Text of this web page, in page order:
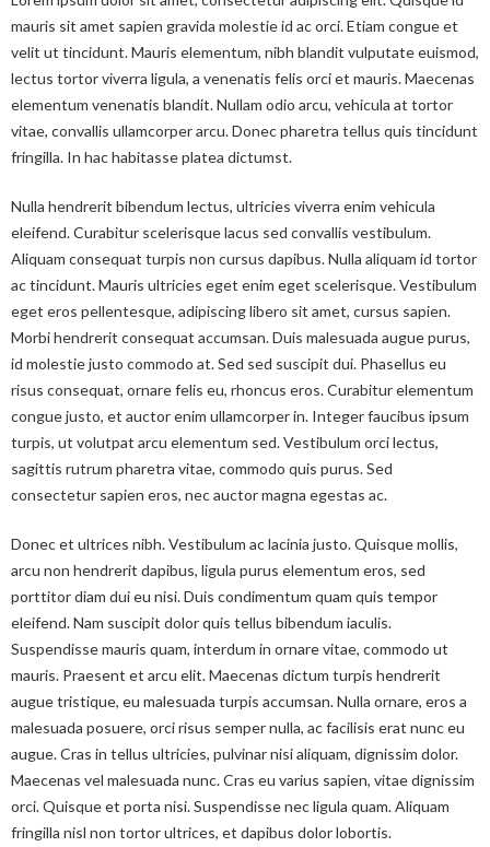
o
r
m
News
a
r
e
e
r
e
mauris sit amet sapien gravida molestie id ac orci. Etiam congue et
velit ut tincidunt. Mauris elementum, nibh blandit vulputate euismod,
lectus tortor viverra ligula, a venenatis felis orci et mauris. Maecenas
elementum venenatis blandit. Nullam odio arcu, vehicula at tortor
vitae, convallis ullamcorper arcu. Donec pharetra tellus quis tincidunt
fringilla. In hac habitasse platea dictumst.
Nulla hendrerit bibendum lectus, ultricies viverra enim vehicula
eleifend. Curabitur scelerisque lacus sed convallis vestibulum.
Aliquam consequat turpis non cursus dapibus. Nulla aliquam id tortor
ac tincidunt. Mauris ultricies eget enim eget scelerisque. Vestibulum
eget eros pellentesque, adipiscing libero sit amet, cursus sapien.
Morbi hendrerit consequat accumsan. Duis malesuada augue purus,
id molestie justo commodo at. Sed sed suscipit dui. Phasellus eu
risus consequat, ornare felis eu, rhoncus eros. Curabitur elementum
congue justo, et auctor enim ullamcorper in. Integer faucibus ipsum
turpis, ut volutpat arcu elementum sed. Vestibulum orci lectus,
sagittis rutrum pharetra vitae, commodo quis purus. Sed
consectetur sapien eros, nec auctor magna egestas ac.
Donec et ultrices nibh. Vestibulum ac lacinia justo. Quisque mollis,
arcu non hendrerit dapibus, ligula purus elementum eros, sed
porttitor diam dui eu nisi. Duis condimentum quam quis tempor
eleifend. Nam suscipit dolor quis tellus bibendum iaculis.
Suspendisse mauris quam, interdum in ornare vitae, commodo ut
mauris. Praesent et arcu elit. Maecenas dictum turpis hendrerit
augue tristique, eu malesuada turpis accumsan. Nulla ornare, eros a
malesuada posuere, orci risus semper nulla, ac facilisis erat nunc eu
augue. Cras in tellus ultricies, pulvinar nisi aliquam, dignissim dolor.
Maecenas vel malesuada nunc. Cras eu varius sapien, vitae dignissim
orci. Quisque et porta nisi. Suspendisse nec ligula quam. Aliquam
fringilla nisl non tortor ultrices, et dapibus dolor lobortis.